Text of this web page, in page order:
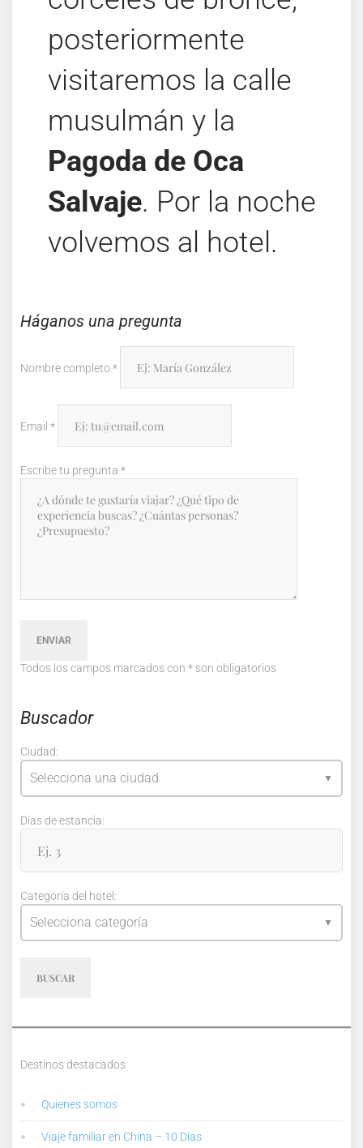
posteriormente
visitaremos la calle
musulmán y la
Pagoda de Oca
Salvaje. Por la noche
volvemos al hotel.
Háganos una pregunta
Nombre completo *
Email *
Escribe tu pregunta *
ENVIAR
Todos los campos marcados con * son obligatorios
Buscador
Ciudad:
Selecciona una ciudad
Días de estancia:
Categoría del hotel:
Selecciona categoría
BUSCAR
Destinos destacados
Quienes somos
Viaje familiar en China – 10 Días